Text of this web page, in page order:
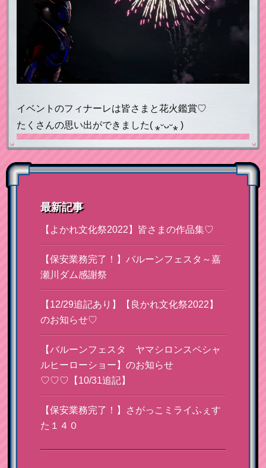
イベントのフィナーレは皆さまと花火鑑賞♡
たくさんの思い出ができました( ⁎ᵕᴗᵕ⁎ )
最新記事
【よかれ文化祭2022】皆さまの作品集♡
【保安業務完了！】バルーンフェスタ～嘉
瀬川ダム感謝祭
【12/29追記あり】【良かれ文化祭2022】
のお知らせ♡
【バルーンフェスタ ヤマシロンスペシャ
ルヒーローショー】のお知らせ
♡♡♡【10/31追記】
【保安業務完了！】さがっこミライふぇす
た１４０